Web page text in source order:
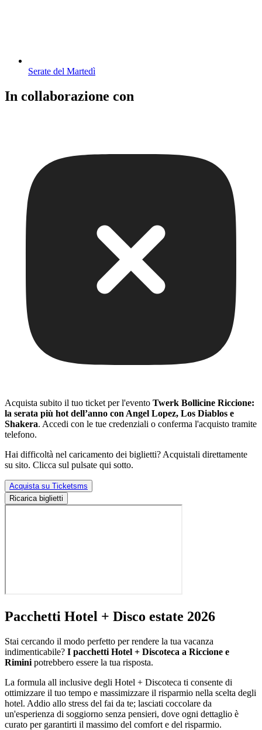
Serate del Martedì
In collaborazione con
Acquista subito il tuo ticket per l'evento Twerk Bollicine Riccione:
la serata più hot dell’anno con Angel Lopez, Los Diablos e
Shakera. Accedi con le tue credenziali o conferma l'acquisto tramite
telefono.
Hai difficoltà nel caricamento dei biglietti? Acquistali direttamente
su sito. Clicca sul pulsate qui sotto.
Acquista su Ticketsms
Ricarica biglietti
Pacchetti Hotel + Disco estate 2026
Stai cercando il modo perfetto per rendere la tua vacanza
indimenticabile? I pacchetti Hotel + Discoteca a Riccione e
Rimini potrebbero essere la tua risposta.
La formula all inclusive degli Hotel + Discoteca ti consente di
ottimizzare il tuo tempo e massimizzare il risparmio nella scelta degli
hotel. Addio allo stress del fai da te; lasciati coccolare da
un'esperienza di soggiorno senza pensieri, dove ogni dettaglio è
curato per garantirti il massimo del comfort e del risparmio.